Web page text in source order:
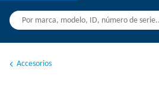
Accesorios